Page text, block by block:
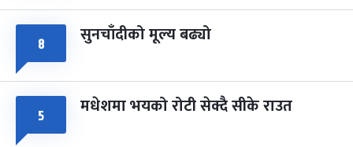
८ सुनचाँदीको मूल्य बढ्यो
५ मधेशमा भयको रोटी सेक्दै सीके राउत